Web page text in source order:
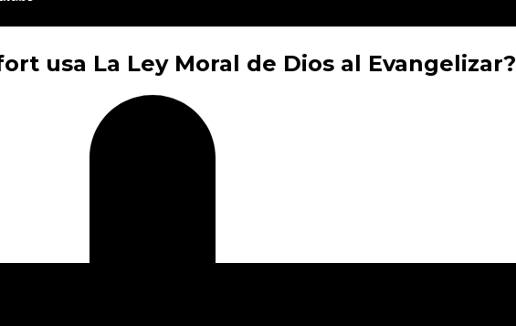
usa La Ley Moral de Dios al Evangelizar?